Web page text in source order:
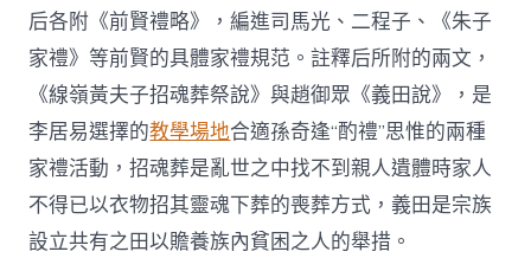
后各附《前賢禮略》，編進司馬光、二程子、《朱子
家禮》等前賢的具體家禮規范。註釋后所附的兩文，
《線嶺黃夫子招魂葬祭說》與趙御眾《義田說》，是
李居易選擇的教學場地合適孫奇逢“酌禮”思惟的兩種
家禮活動，招魂葬是亂世之中找不到親人遺體時家人
不得已以衣物招其靈魂下葬的喪葬方式，義田是宗族
設立共有之田以贍養族內貧困之人的舉措。